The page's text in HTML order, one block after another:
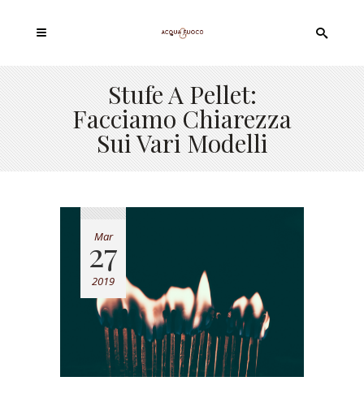
Stufe A Pellet:
Facciamo Chiarezza
Sui Vari Modelli
Mar
27
2019